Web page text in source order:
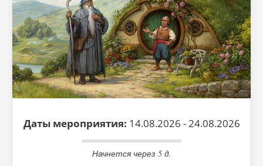
Даты мероприятия: 14.08.2026 - 24.08.2026
Начнется через 5 д.